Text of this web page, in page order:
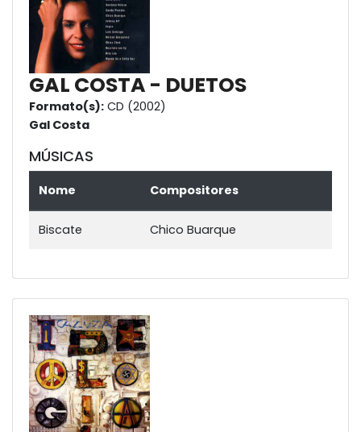
GAL COSTA - DUETOS
Formato(s): CD (2002)
Gal Costa
MÚSICAS
Nome Compositores
Biscate Chico Buarque